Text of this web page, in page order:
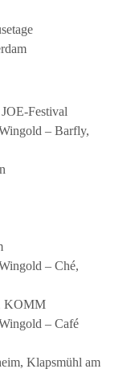
Festival
– Barfly,
– Ché,
KOMM
– Café
Klapsmühl am